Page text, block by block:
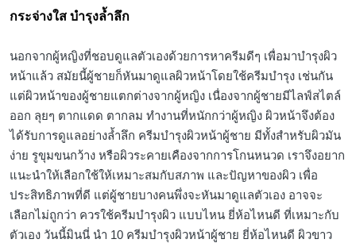
กระจ่างใส บำรุงล้ำลึก
นอกจากผู้หญิงที่ชอบดูแลตัวเองด้วยการหาครีมดีๆ เพื่อมาบำรุงผิว
หน้าแล้ว สมัยนี้ผู้ชายก็หันมาดูแลผิวหน้าโดยใช้ครีมบำรุง เช่นกัน
แต่ผิวหน้าของผู้ชายแตกต่างจากผู้หญิง เนื่องจากผู้ชายมีไลฟ์สไตล์
ออก ลุยๆ ตากแดด ตากลม ทำงานที่หนักกว่าผู้หญิง ผิวหน้าจึงต้อง
ได้รับการดูแลอย่างล้ำลึก ครีมบำรุงผิวหน้าผู้ชาย มีทั้งสำหรับผิวมัน
ง่าย รูขุมขนกว้าง หรือผิวระคายเคืองจากการโกนหนวด เราจึงอยาก
แนะนำให้เลือกใช้ให้เหมาะสมกับสภาพ และปัญหาของผิว เพื่อ
ประสิทธิภาพที่ดี แต่ผู้ชายบางคนพึ่งจะหันมาดูแลตัวเอง อาจจะ
เลือกไม่ถูกว่า ควรใช้ครีมบำรุงผิว แบบไหน ยี่ห้อไหนดี ที่เหมาะกับ
ตัวเอง วันนี้มินนี่ นำ 10 ครีมบำรุงผิวหน้าผู้ชาย ยี่ห้อไหนดี ผิวขาว